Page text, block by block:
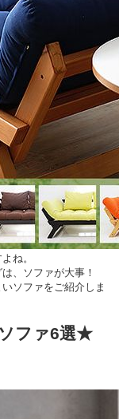
ね。
、ソファが大事！
ソファをご紹介しま
ファ6選★